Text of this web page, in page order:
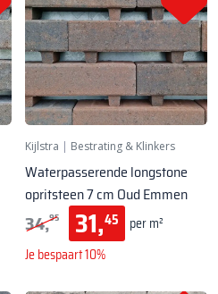
Kijlstra | Bestrating & Klinkers
Waterpasserende longstone
opritsteen 7 cm Oud Emmen
34,95 31,45
per m²
Je bespaart 10%